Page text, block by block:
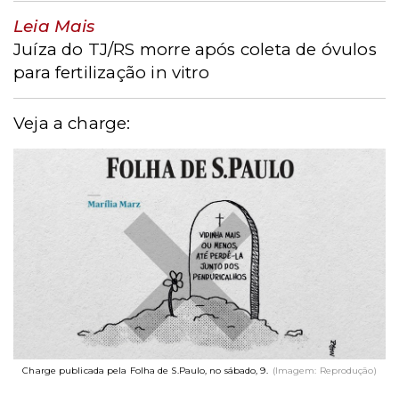
Leia Mais
Juíza do TJ/RS morre após coleta de óvulos
para fertilização in vitro
Veja a charge:
Charge publicada pela Folha de S.Paulo, no sábado, 9. (Imagem: Reprodução)